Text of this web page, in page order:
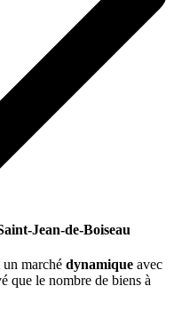
Jean-de-Boiseau
un marché dynamique avec
que le nombre de biens à